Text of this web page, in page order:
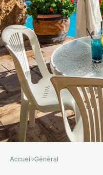
Accueil›Général